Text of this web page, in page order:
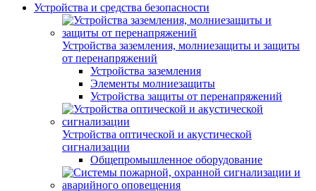
Устройства и средства безопасности
Устройства заземления, молниезащиты и защиты
от перенапряжений
Устройства заземления
Элементы молниезащиты
Устройства защиты от перенапряжений
Устройства оптической и акустической
сигнализации
Общепромышленное оборудование